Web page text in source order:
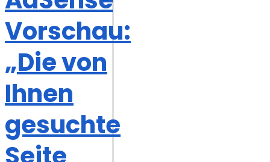
Vorschau:
„Die von
Ihnen
gesuchte